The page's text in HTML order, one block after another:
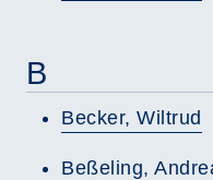
B
Becker, Wiltrud
Beßeling,